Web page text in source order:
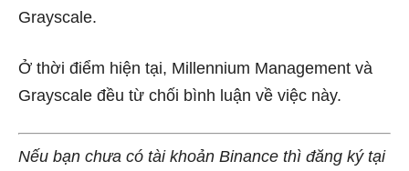
Grayscale.
Ở thời điểm hiện tại, Millennium Management và
Grayscale đều từ chối bình luận về việc này.
Nếu bạn chưa có tài khoản Binance thì đăng ký tại